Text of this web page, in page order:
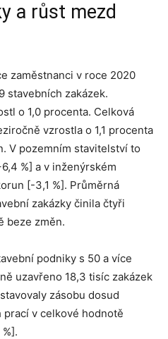
a růst mezd
zaměstnanci v roce 2020
stavebních zakázek.
o 1,0 procenta. Celková
vzrostla o 1,1 procenta
V pozemním stavitelství to
%] a v inženýrském
[-3,1 %]. Průměrná
zakázky činila čtyři
beze změn.
podniky s 50 a více
uzavřeno 18,3 tisíc zakázek
zásobu dosud
v celkové hodnotě